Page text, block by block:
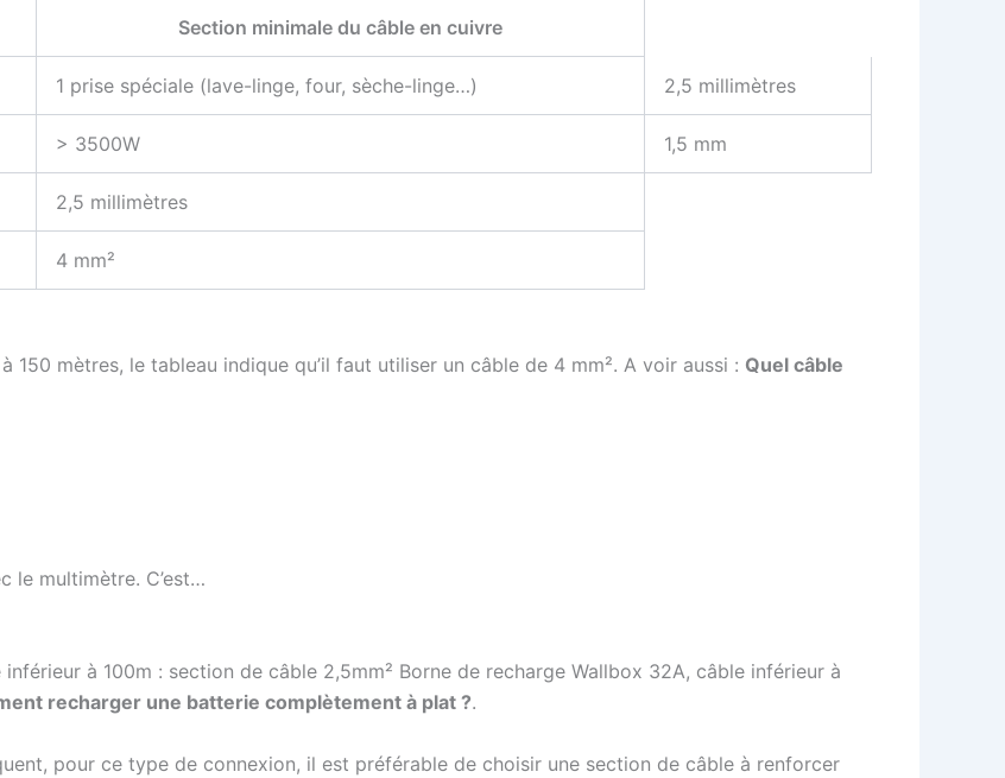
Section minimale du câble en cuivre
1 prise spéciale (lave-linge, four, sèche-linge…) 2,5 millimètres
> 3500W 1,5 mm
2,5 millimètres
4 mm²
150 mètres, le tableau indique qu’il faut utiliser un câble de 4 mm². A voir aussi : Quel câble
le multimètre. C’est…
à 100m : section de câble 2,5mm² Borne de recharge Wallbox 32A, câble inférieur à
recharger une batterie complètement à plat ?.
pour ce type de connexion, il est préférable de choisir une section de câble à renforcer